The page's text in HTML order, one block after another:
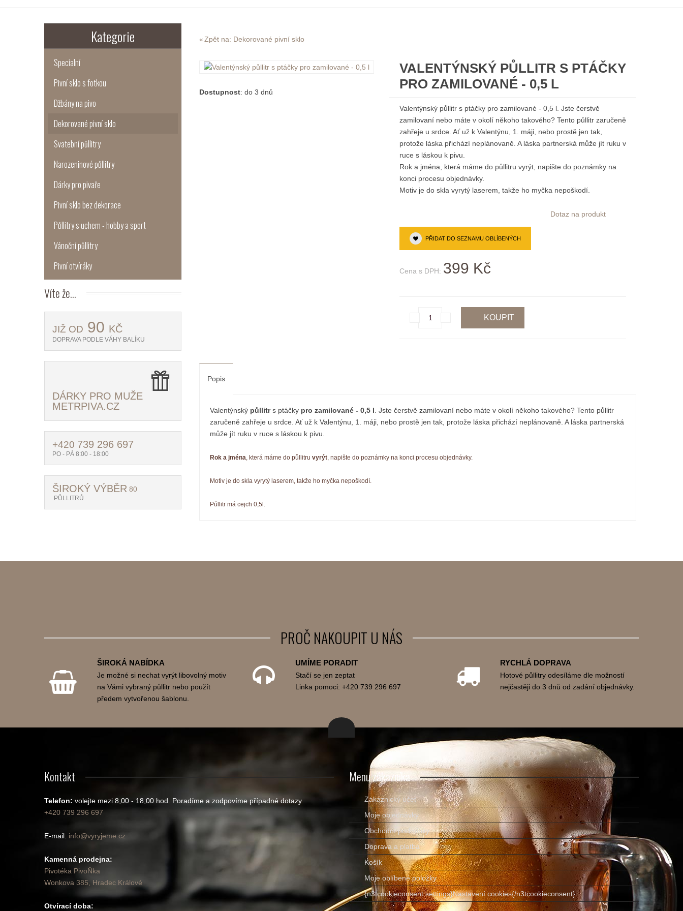
Zpět na: Dekorované pivní sklo
Dostupnost: do 3 dnů
VALENTÝNSKÝ PŮLLITR S PTÁČKY
PRO ZAMILOVANÉ - 0,5 L
Valentýnský půllitr s ptáčky pro zamilované - 0,5 l. Jste čerstvě
zamilovaní nebo máte v okolí někoho takového? Tento půllitr zaručeně
zahřeje u srdce. Ať už k Valentýnu, 1. máji, nebo prostě jen tak,
protože láska přichází neplánovaně. A láska partnerská může jít ruku v
ruce s láskou k pivu.
Rok a jména, která máme do půllitru vyrýt, napište do poznámky na
konci procesu objednávky.
Motiv je do skla vyrytý laserem, takže ho myčka nepoškodí.
Dotaz na produkt
PŘIDAT DO SEZNAMU OBLÍBENÝCH
Cena s DPH: 399 Kč
Popis
Valentýnský půllitrs ptáčky pro zamilované - 0,5 l . Jste čerstvě zamilovaní nebo máte v okolí někoho takového? Tento půllitr
zaručeně zahřeje u srdce. Ať už k Valentýnu, 1. máji, nebo prostě jen tak, protože láska přichází neplánovaně. A láska partnerská
může jít ruku v ruce s láskou k pivu.
Rok a jména, která máme do půllitru vyrýt, napište do poznámky na konci procesu objednávky.
Motiv je do skla vyrytý laserem, takže ho myčka nepoškodí.
Půllitr má cejch 0,5l.
Kategorie
Specialní
Pivní sklo s fotkou
Džbány na pivo
Dekorované pivní sklo
Svatební půllitry
Narozeninové půllitry
Dárky pro pivaře
Pivní sklo bez dekorace
Půllitry s uchem - hobby a sport
Vánoční půllitry
Pivní otvíráky
Víteže...
JIŽ OD 90 KČ
DOPRAVA PODLE VÁHY BALÍKU
DÁRKY PRO MUŽE
METRPIVA.CZ
+420 739 296 697
PO - PÁ 8:00 - 18:00
ŠIROKÝ VÝBĚR 80
PŮLLITRŮ
PROČ NAKOUPIT U NÁS
ŠIROKÁ NABÍDKA
Je možné si nechat vyrýt libovolný motiv
na Vámi vybraný půllitr nebo použít
předem vytvořenou šablonu.
UMÍME PORADIT
Stačí se jen zeptat
Linka pomoci: +420 739 296 697
RYCHLÁ DOPRAVA
Hotové půllitry odesíláme dle možností
nejčastěji do 3 dnů od zadání objednávky.
Kontakt
Telefon: volejte mezi 8,00 - 18,00 hod. Poradíme a zodpovíme případné dotazy
+420 739 296 697
E-mail: info@vyryjeme.cz
Kamenná prodejna:
Pivotéka PivoŇka
Wonkova 385, Hradec Králové
Otvírací doba:
Menuzákazníka
Zákaznický účet
Moje objednávky
Obchodní podmínky
Doprava a platba
Košík
Moje oblíbené položky
{n3tcookieconsent settings}Nastavení cookies{/n3tcookieconsent}